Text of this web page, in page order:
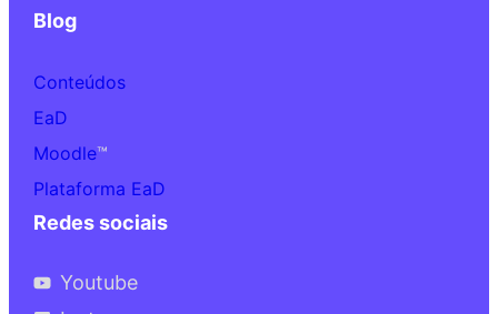
Blog
Conteúdos
EaD
Moodle™
Plataforma EaD
Redes sociais
Youtube